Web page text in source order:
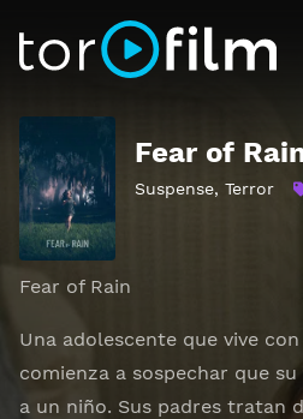
Fear of
Suspense, Terror
Fear of Rain
Una adolescente que vive
comienza a sospechar que
a un niño. Sus padres tratan